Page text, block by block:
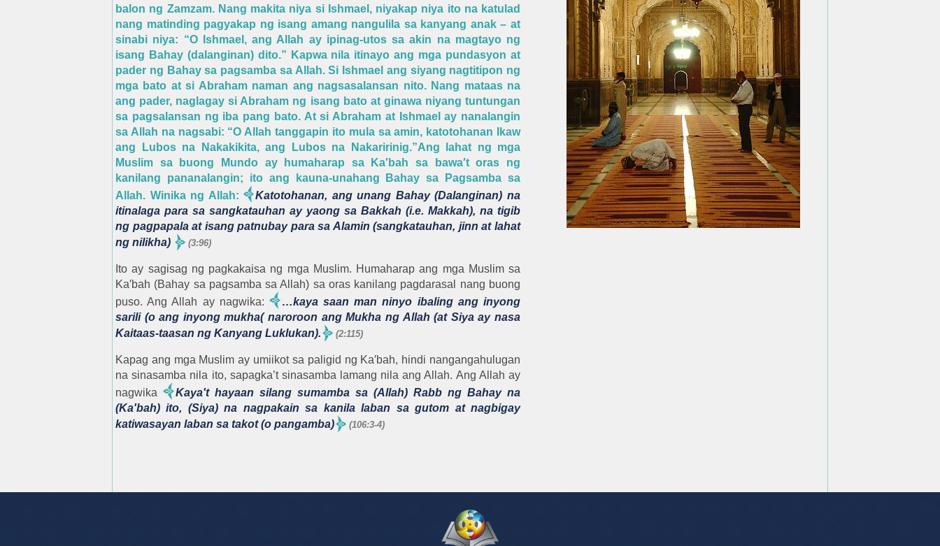
balon ng Zamzam. Nang makita niya si Ishmael, niyakap niya ito na katulad
nang matinding pagyakap ng isang amang nangulila sa kanyang anak – at
sinabi niya: “O Ishmael, ang Allah ay ipinag-utos sa akin na magtayo ng
isang Bahay (dalanginan) dito.” Kapwa nila itinayo ang mga pundasyon at
pader ng Bahay sa pagsamba sa Allah. Si Ishmael ang siyang nagtitipon ng
mga bato at si Abraham naman ang nagsasalansan nito. Nang mataas na
ang pader, naglagay si Abraham ng isang bato at ginawa niyang tuntungan
sa pagsalansan ng iba pang bato. At si Abraham at Ishmael ay nanalangin
sa Allah na nagsabi: “O Allah tanggapin ito mula sa amin, katotohanan Ikaw
ang Lubos na Nakakikita, ang Lubos na Nakaririnig.”Ang lahat ng mga
Muslim sa buong Mundo ay humaharap sa Ka′bah sa bawa′t oras ng
kanilang pananalangin; ito ang kauna-unahang Bahay sa Pagsamba sa
Allah. Winika ng Allah:
Katotohanan, ang unang Bahay (Dalanginan) na
itinalaga para sa sangkatauhan ay yaong sa Bakkah (i.e. Makkah), na tigib
ng pagpapala at isang patnubay para sa Alamin (sangkatauhan, jinn at lahat
ng nilikha)
(3:96)
Ito ay sagisag ng pagkakaisa ng mga Muslim. Humaharap ang mga Muslim sa
Ka′bah (Bahay sa pagsamba sa Allah) sa oras kanilang pagdarasal nang buong
puso. Ang Allah ay nagwika:
…kaya saan man ninyo ibaling ang inyong
sarili (o ang inyong mukha( naroroon ang Mukha ng Allah (at Siya ay nasa
Kaitaas-taasan ng Kanyang Luklukan).
(2:115)
Kapag ang mga Muslim ay umiikot sa paligid ng Ka′bah, hindi nangangahulugan
na sinasamba nila ito, sapagka’t sinasamba lamang nila ang Allah. Ang Allah ay
nagwika
Kaya′t hayaan silang sumamba sa (Allah) Rabb ng Bahay na
(Ka′bah) ito, (Siya) na nagpakain sa kanila laban sa gutom at nagbigay
katiwasayan laban sa takot (o pangamba)
(106:3-4)